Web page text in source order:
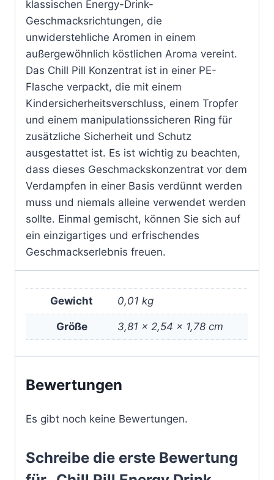
klassischen Energy-Drink-
Geschmacksrichtungen, die
unwiderstehliche Aromen in einem
außergewöhnlich köstlichen Aroma vereint.
Das Chill Pill Konzentrat ist in einer PE-
Flasche verpackt, die mit einem
Kindersicherheitsverschluss, einem Tropfer
und einem manipulationssicheren Ring für
zusätzliche Sicherheit und Schutz
ausgestattet ist. Es ist wichtig zu beachten,
dass dieses Geschmackskonzentrat vor dem
Verdampfen in einer Basis verdünnt werden
muss und niemals alleine verwendet werden
sollte. Einmal gemischt, können Sie sich auf
ein einzigartiges und erfrischendes
Geschmackserlebnis freuen.
Gewicht 0,01 kg
Größe 3,81 × 2,54 × 1,78 cm
Bewertungen
Es gibt noch keine Bewertungen.
Schreibe die erste Bewertung